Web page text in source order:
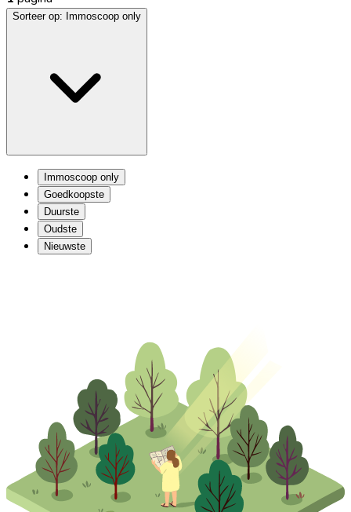
Sorteer op: Immoscoop only
Immoscoop only
Goedkoopste
Duurste
Oudste
Nieuwste